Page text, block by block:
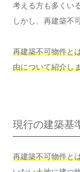
考える方も多くい
しかし、再建築不
再建築不可物件と
由について紹介し
現行の建築基
再建築不可物件と